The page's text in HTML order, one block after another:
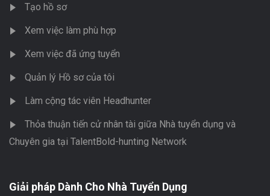
Tạo hồ sơ
Xem việc làm phù hợp
Xem việc đã ứng tuyển
Quản lý Hồ sơ của tôi
Làm cộng tác viên Headhunter
Thỏa thuận tiến cử nhân tài giữa Nhà tuyển dụng và
Chuyên gia tại TalentBold-hunting Network
Giải pháp Dành Cho Nhà Tuyển Dụng